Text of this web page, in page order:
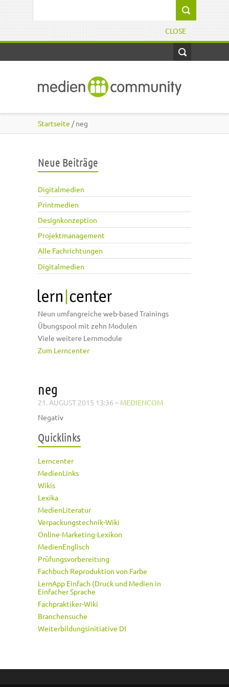
CLOSE
Startseite / neg
Neue Beiträge
Digitalmedien
Printmedien
Designkonzeption
Projektmanagement
Alle Fachrichtungen
Digitalmedien
Neun umfangreiche web-based Trainings
Übungspool mit zehn Modulen
Viele weitere Lernmodule
Zum Lerncenter
neg
21. AUGUST 2015 13:36 – MEDIENCOM
Negativ
Quicklinks
Lerncenter
MedienLinks
Wikis
Lexika
MedienLiteratur
Verpackungstechnik-Wiki
Online-Marketing-Lexikon
MedienEnglisch
Prüfungsvorbereitung
Fachbuch Reproduktion von Farbe
LernApp Einfach (Druck und Medien in
Einfacher Sprache
Fachpraktiker-Wiki
Branchensuche
Weiterbildungsinitiative DI